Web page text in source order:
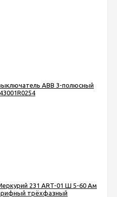
ABB 3-полюсный
231 ART-01 Ш 5-60 Ам
трёхфазный